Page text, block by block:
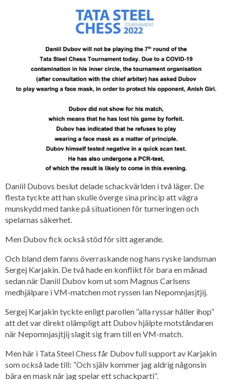
Daniil Dubovs beslut delade schackvärlden i två läger. De
flesta tyckte att han skulle överge sina princip att vägra
munskydd med tanke på situationen för turneringen och
spelarnas säkerhet.
Men Dubov fick också stöd för sitt agerande.
Och bland dem fanns överraskande nog hans ryske landsman
Sergej Karjakin. De två hade en konflikt för bara en månad
sedan när Daniil Dubov kom ut som Magnus Carlsens
medhjälpare i VM-matchen mot ryssen Ian Nepomnjasjtjij.
Sergej Karjakin tyckte enligt parollen ”alla ryssar håller ihop”
att det var direkt olämpligt att Dubov hjälpte motståndaren
när Nepomnjasjtjij slagit sig fram till en VM-match.
Men här i Tata Steel Chess får Dubov full support av Karjakin
som också lade till: ”Och själv kommer jag aldrig någonsin
bära en mask när jag spelar ett schackparti”.